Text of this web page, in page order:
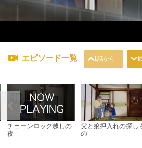
エピソード一覧 1話から
チェーンロック越しの
夜
父と娘押入れの探し
の